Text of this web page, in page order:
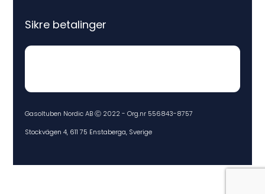
Gasoltuben Nordic AB Ⓒ 2022 - Org.nr 556843-8757
Stockvägen 4, 611 75 Enstaberga, Sverige
Sikre betalinger